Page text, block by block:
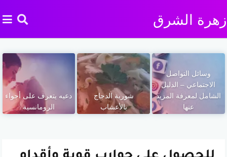
زهرة الشرق
وسائل التواصل
الاجتماعي – الدليل
الشامل لمعرفة المزيد
عنها
شوربة الدجاج
بالأعشاب
دعيه يتعرف على أجواء
الرومانسية